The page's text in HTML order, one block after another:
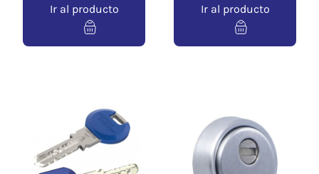
Ir al producto Ir al producto